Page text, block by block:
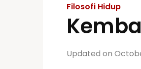
Filosofi Hidup
Updated on